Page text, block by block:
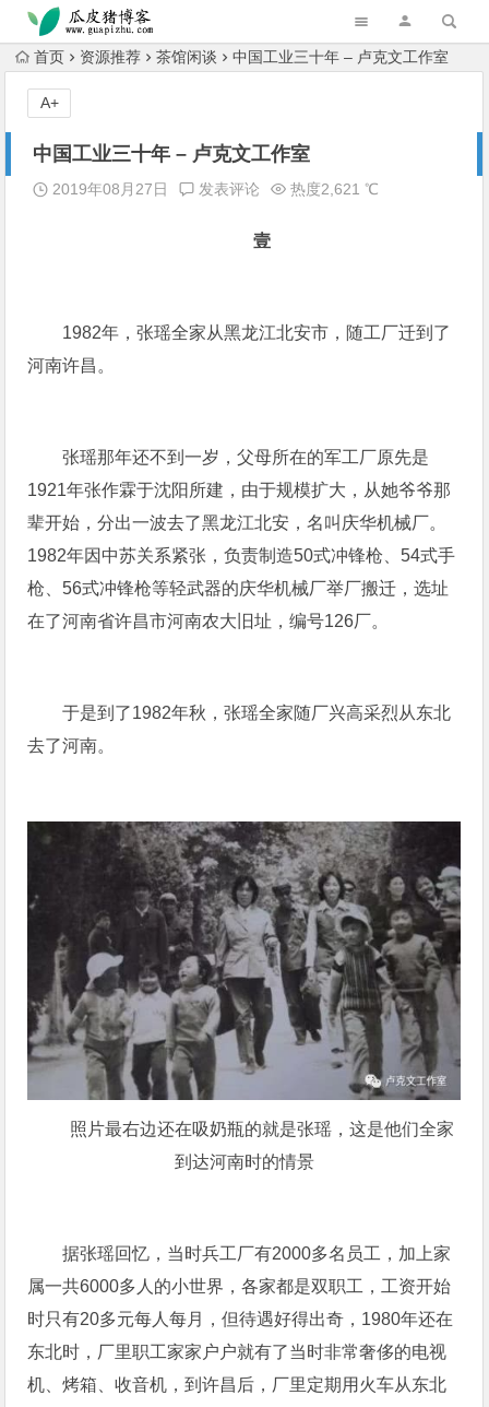
跳转到主内容
首页 资源推荐 茶馆闲谈 中国工业三十年 – 卢克文工作室
中国工业三十年 – 卢克文工作室
2019年08月27日 发表评论 热度2,621 ℃
壹
1982年，张瑶全家从黑龙江北安市，随工厂迁到了
河南许昌。
张瑶那年还不到一岁，父母所在的军工厂原先是
1921年张作霖于沈阳所建，由于规模扩大，从她爷爷那
辈开始，分出一波去了黑龙江北安，名叫庆华机械厂。
1982年因中苏关系紧张，负责制造50式冲锋枪、54式手
枪、56式冲锋枪等轻武器的庆华机械厂举厂搬迁，选址
在了河南省许昌市河南农大旧址，编号126厂。
于是到了1982年秋，张瑶全家随厂兴高采烈从东北
去了河南。
照片最右边还在吸奶瓶的就是张瑶，这是他们全家
到达河南时的情景
据张瑶回忆，当时兵工厂有2000多名员工，加上家
属一共6000多人的小世界，各家都是双职工，工资开始
时只有20多元每人每月，但待遇好得出奇，1980年还在
东北时，厂里职工家家户户就有了当时非常奢侈的电视
机、烤箱、收音机，到许昌后，厂里定期用火车从东北
A+